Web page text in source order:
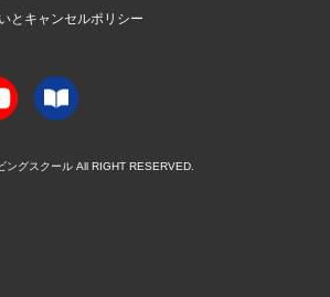
とキャンセルポリシー
ングスクール All RIGHT RESERVED.